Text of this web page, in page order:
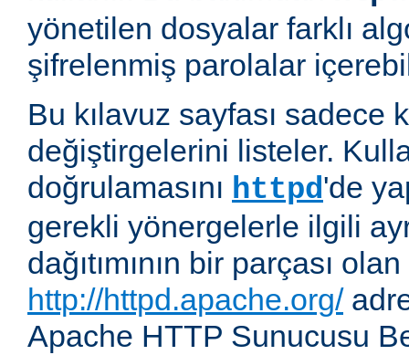
yönetilen dosyalar farklı
şifrelenmiş parolalar
Bu kılavuz sayfası sadece
değiştirgelerini listeler.
doğrulamasını httpd'de
gerekli yönergelerle ilgili
dağıtımının bir parçası
http://httpd.apache.org/
Apache HTTP Sunucusu